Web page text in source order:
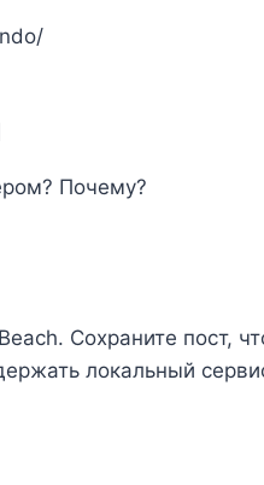
Почему?
Сохраните пост,
локальный